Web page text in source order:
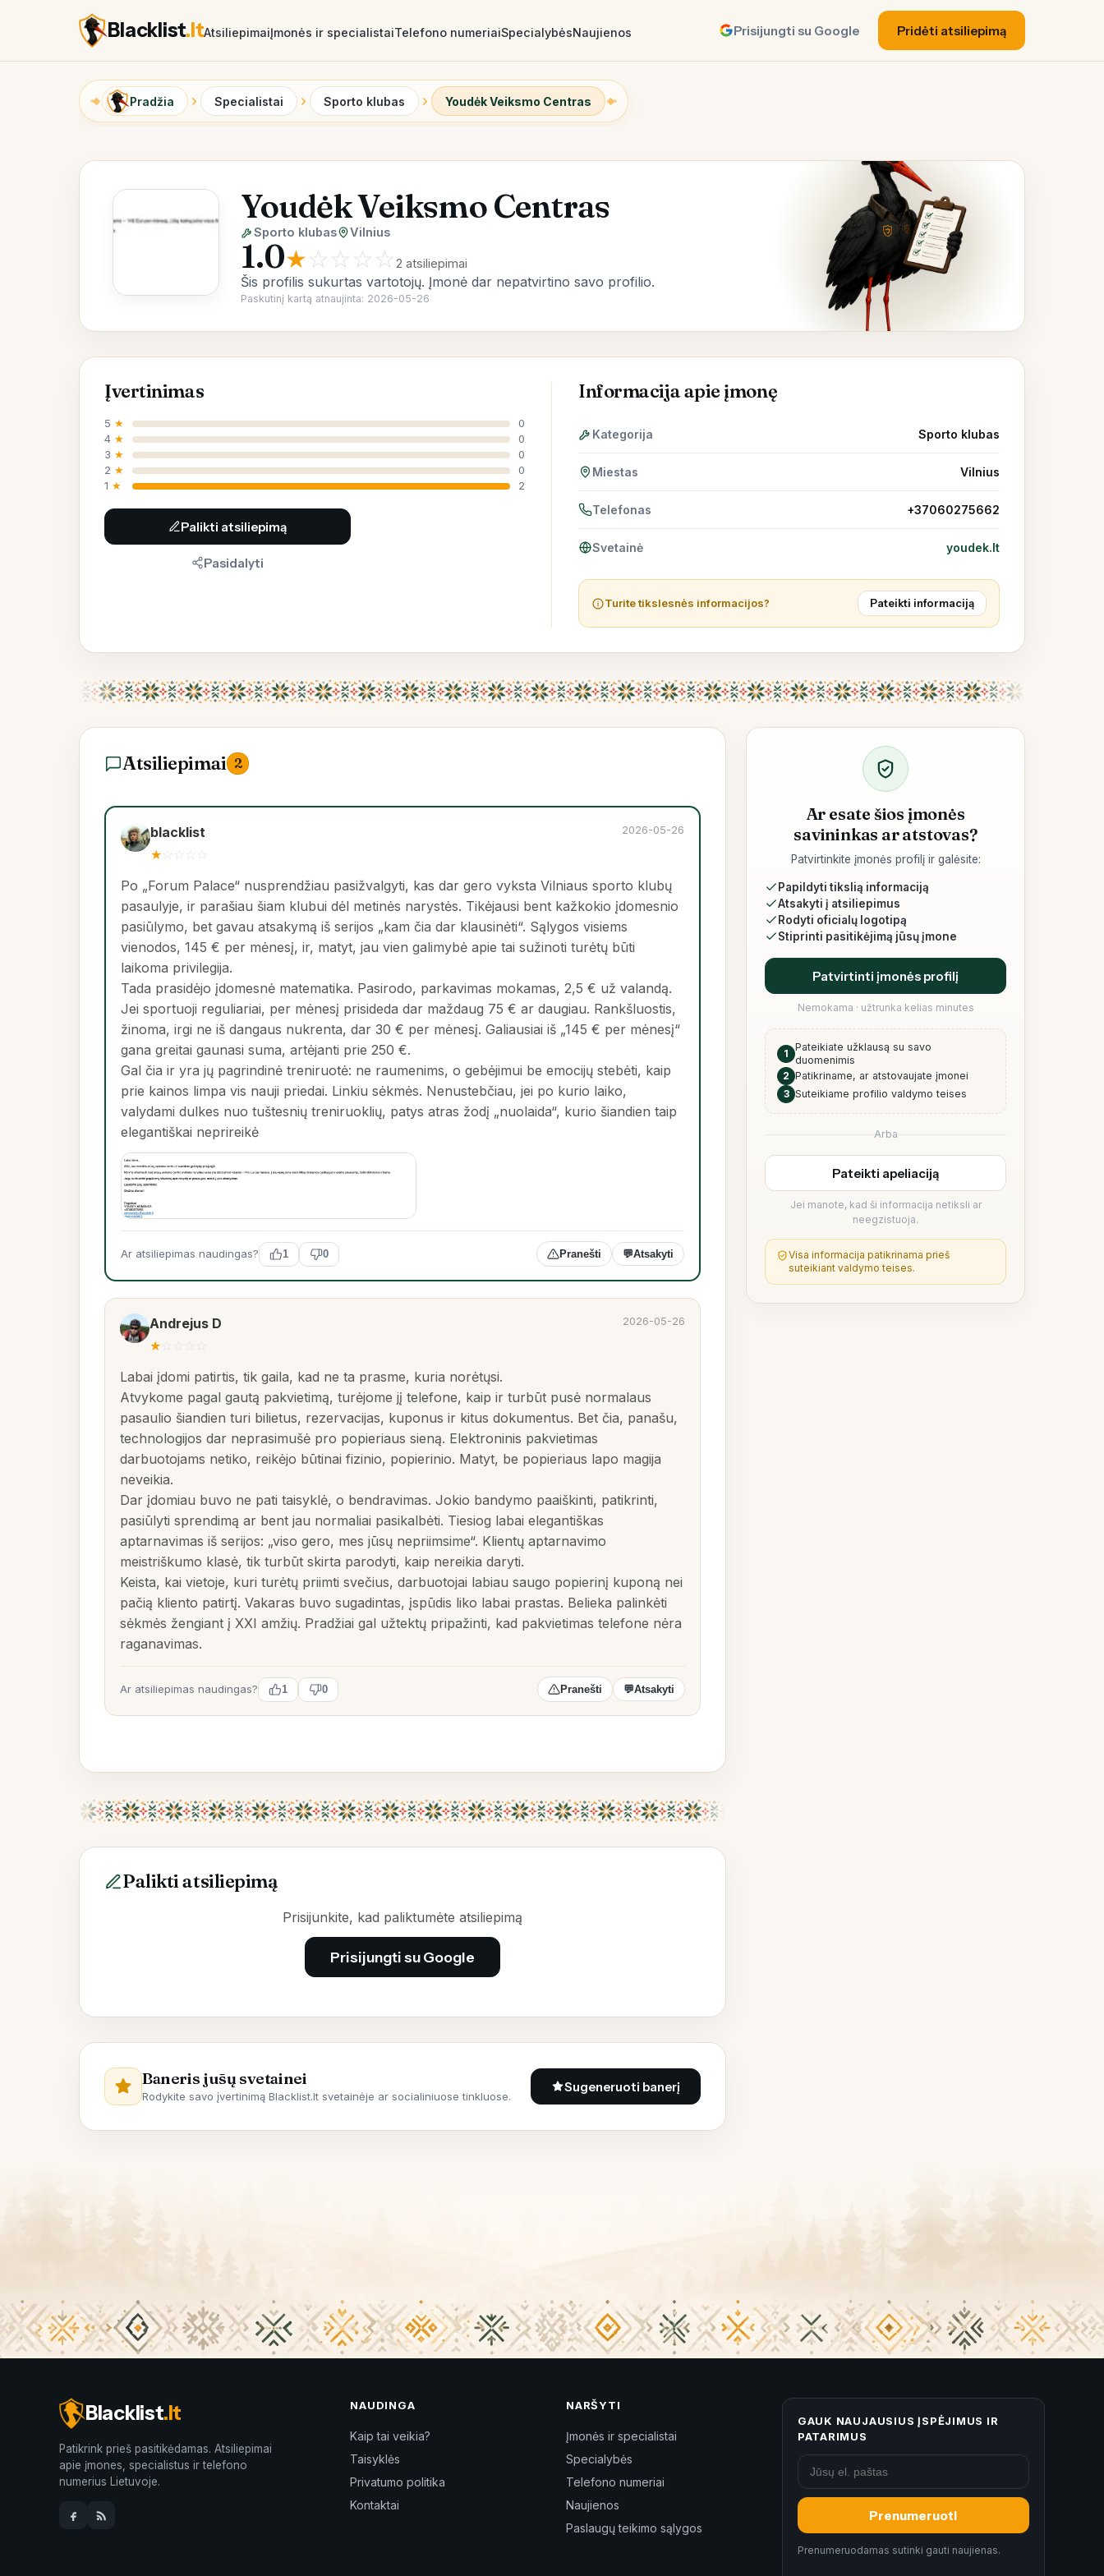
Blacklist.ltAtsiliepimaiĮmonės ir specialistaiTelefono numeriaiSpecialybėsNaujienos Prisijungti su Google Pridėti atsiliepimą
Pradžia Specialistai Sporto klubas Youdėk Veiksmo Centras
Youdėk Veiksmo Centras
Sporto klubas Vilnius
1.0★☆☆☆☆ 2 atsiliepimai
Šis profilis sukurtas vartotojų. Įmonė dar nepatvirtino savo profilio.
Paskutinį kartą atnaujinta: 2026-05-26
Įvertinimas
5 ★
0
4 ★
0
3 ★
0
2 ★
0
1 ★ 2
Palikti atsiliepimą
Pasidalyti
Informacija apie įmonę
Kategorija Sporto klubas
Miestas Vilnius
Telefonas +37060275662
Svetainė youdek.lt
Turite tikslesnės informacijos? Pateikti informaciją
Atsiliepimai 2
blacklist
★
2026-05-26
Po „Forum Palace“ nusprendžiau pasižvalgyti, kas dar gero vyksta Vilniaus sporto klubų
pasaulyje, ir parašiau šiam klubui dėl metinės narystės. Tikėjausi bent kažkokio įdomesnio
pasiūlymo, bet gavau atsakymą iš serijos „kam čia dar klausinėti“. Sąlygos visiems
vienodos, 145 € per mėnesį, ir, matyt, jau vien galimybė apie tai sužinoti turėtų būti
laikoma privilegija.
Tada prasidėjo įdomesnė matematika. Pasirodo, parkavimas mokamas, 2,5 € už valandą.
Jei sportuoji reguliariai, per mėnesį prisideda dar maždaug 75 € ar daugiau. Rankšluostis,
žinoma, irgi ne iš dangaus nukrenta, dar 30 € per mėnesį. Galiausiai iš „145 € per mėnesį“
gana greitai gaunasi suma, artėjanti prie 250 €.
Gal čia ir yra jų pagrindinė treniruotė: ne raumenims, o gebėjimui be emocijų stebėti, kaip
prie kainos limpa vis nauji priedai. Linkiu sėkmės. Nenustebčiau, jei po kurio laiko,
valydami dulkes nuo tuštesnių treniruoklių, patys atras žodį „nuolaida“, kurio šiandien taip
elegantiškai neprireikė
Ar atsiliepimas naudingas? 1 0 Pranešti 💬Atsakyti
Andrejus D
★
2026-05-26
Labai įdomi patirtis, tik gaila, kad ne ta prasme, kuria norėtųsi.
Atvykome pagal gautą pakvietimą, turėjome jį telefone, kaip ir turbūt pusė normalaus
pasaulio šiandien turi bilietus, rezervacijas, kuponus ir kitus dokumentus. Bet čia, panašu,
technologijos dar neprasimušė pro popieriaus sieną. Elektroninis pakvietimas
darbuotojams netiko, reikėjo būtinai fizinio, popierinio. Matyt, be popieriaus lapo magija
neveikia.
Dar įdomiau buvo ne pati taisyklė, o bendravimas. Jokio bandymo paaiškinti, patikrinti,
pasiūlyti sprendimą ar bent jau normaliai pasikalbėti. Tiesiog labai elegantiškas
aptarnavimas iš serijos: „viso gero, mes jūsų nepriimsime“. Klientų aptarnavimo
meistriškumo klasė, tik turbūt skirta parodyti, kaip nereikia daryti.
Keista, kai vietoje, kuri turėtų priimti svečius, darbuotojai labiau saugo popierinį kuponą nei
pačią kliento patirtį. Vakaras buvo sugadintas, įspūdis liko labai prastas. Belieka palinkėti
sėkmės žengiant į XXI amžių. Pradžiai gal užtektų pripažinti, kad pakvietimas telefone nėra
raganavimas.
Ar atsiliepimas naudingas? 1 0 Pranešti 💬Atsakyti
Palikti atsiliepimą
Prisijunkite, kad paliktumėte atsiliepimą
Prisijungti su Google
Baneris jūsų svetainei
Rodykite savo įvertinimą Blacklist.lt svetainėje ar socialiniuose tinkluose.
Sugeneruoti banerį
Ar esate šios įmonės
savininkas ar atstovas?
Patvirtinkite įmonės profilį ir galėsite:
Papildyti tikslią informaciją
Atsakyti į atsiliepimus
Rodyti oficialų logotipą
Stiprinti pasitikėjimą jūsų įmone
Patvirtinti įmonės profilį
Nemokama · užtrunka kelias minutes
1
Pateikiate užklausą su savo
duomenimis
2 Patikriname, ar atstovaujate įmonei
3 Suteikiame profilio valdymo teises
Arba
Pateikti apeliaciją
Jei manote, kad ši informacija netiksli ar
neegzistuoja.
Visa informacija patikrinama prieš
suteikiant valdymo teises.
Blacklist.lt
Patikrink prieš pasitikėdamas. Atsiliepimai
apie įmones, specialistus ir telefono
numerius Lietuvoje.
NAUDINGA
Kaip tai veikia?
Taisyklės
Privatumo politika
Kontaktai
NARŠYTI
Įmonės ir specialistai
Specialybės
Telefono numeriai
Naujienos
Paslaugų teikimo sąlygos
GAUK NAUJAUSIUS ĮSPĖJIMUS IR
PATARIMUS
Prenumeruoti
Prenumeruodamas sutinki gauti naujienas.